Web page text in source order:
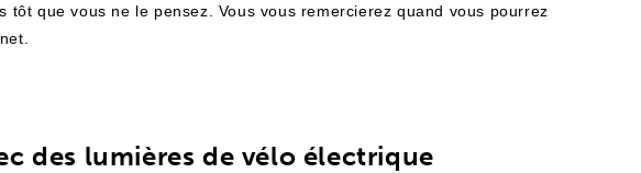
tôt que vous ne le pensez. Vous vous remercierez quand vous pourrez
des lumières de vélo électrique